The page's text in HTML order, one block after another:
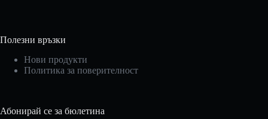
Полезни връзки
Нови продукти
Политика за поверителност
Абонирай се за бюлетина